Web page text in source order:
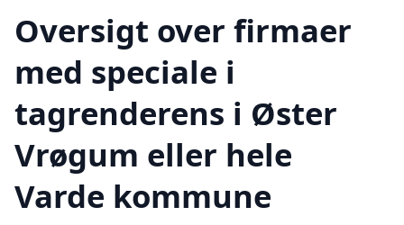
Oversigt over firmaer
med speciale i
tagrenderens i Øster
Vrøgum eller hele
Varde kommune